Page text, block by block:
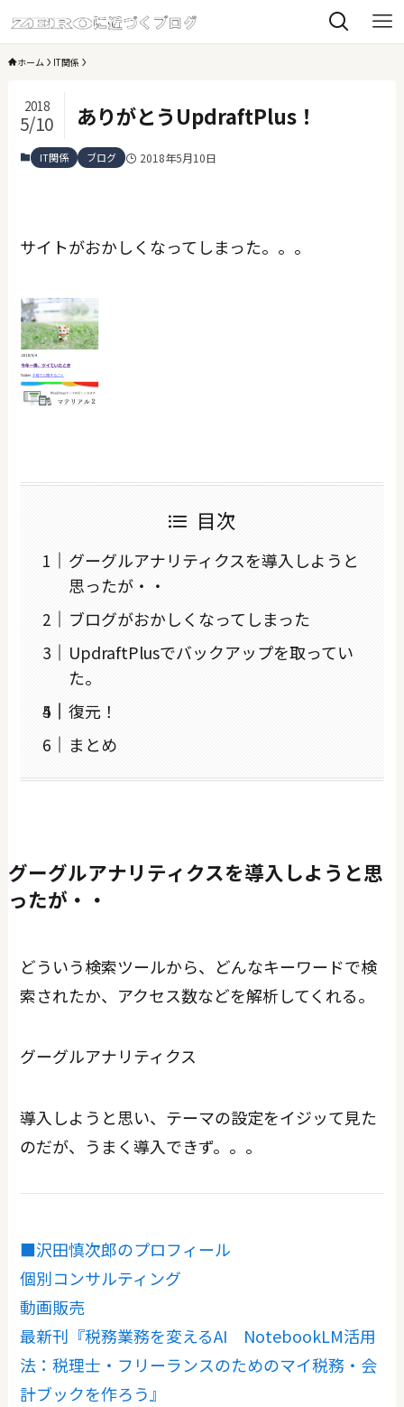
ホーム IT関係
ありがとうUpdraftPlus！
2018
5/10
IT関係 ブログ 2018年5月10日
サイトがおかしくなってしまった。。。
目次
グーグルアナリティクスを導入しようと
思ったが・・
ブログがおかしくなってしまった
UpdraftPlusでバックアップを取ってい
た。
復元！
まとめ
グーグルアナリティクスを導入しようと思
ったが・・
どういう検索ツールから、どんなキーワードで検
索されたか、アクセス数などを解析してくれる。
グーグルアナリティクス
導入しようと思い、テーマの設定をイジッて見た
のだが、うまく導入できず。。。
■沢田慎次郎のプロフィール
個別コンサルティング
動画販売
最新刊『税務業務を変えるAI NotebookLM活用
法：税理士・フリーランスのためのマイ税務・会
計ブックを作ろう』